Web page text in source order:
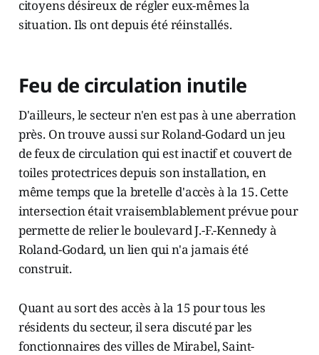
citoyens désireux de régler eux-mêmes la
situation. Ils ont depuis été réinstallés.
Feu de circulation inutile
D'ailleurs, le secteur n'en est pas à une aberration
près. On trouve aussi sur Roland-Godard un jeu
de feux de circulation qui est inactif et couvert de
toiles protectrices depuis son installation, en
même temps que la bretelle d'accès à la 15. Cette
intersection était vraisemblablement prévue pour
permette de relier le boulevard J.-F.-Kennedy à
Roland-Godard, un lien qui n'a jamais été
construit.
Quant au sort des accès à la 15 pour tous les
résidents du secteur, il sera discuté par les
fonctionnaires des villes de Mirabel, Saint-